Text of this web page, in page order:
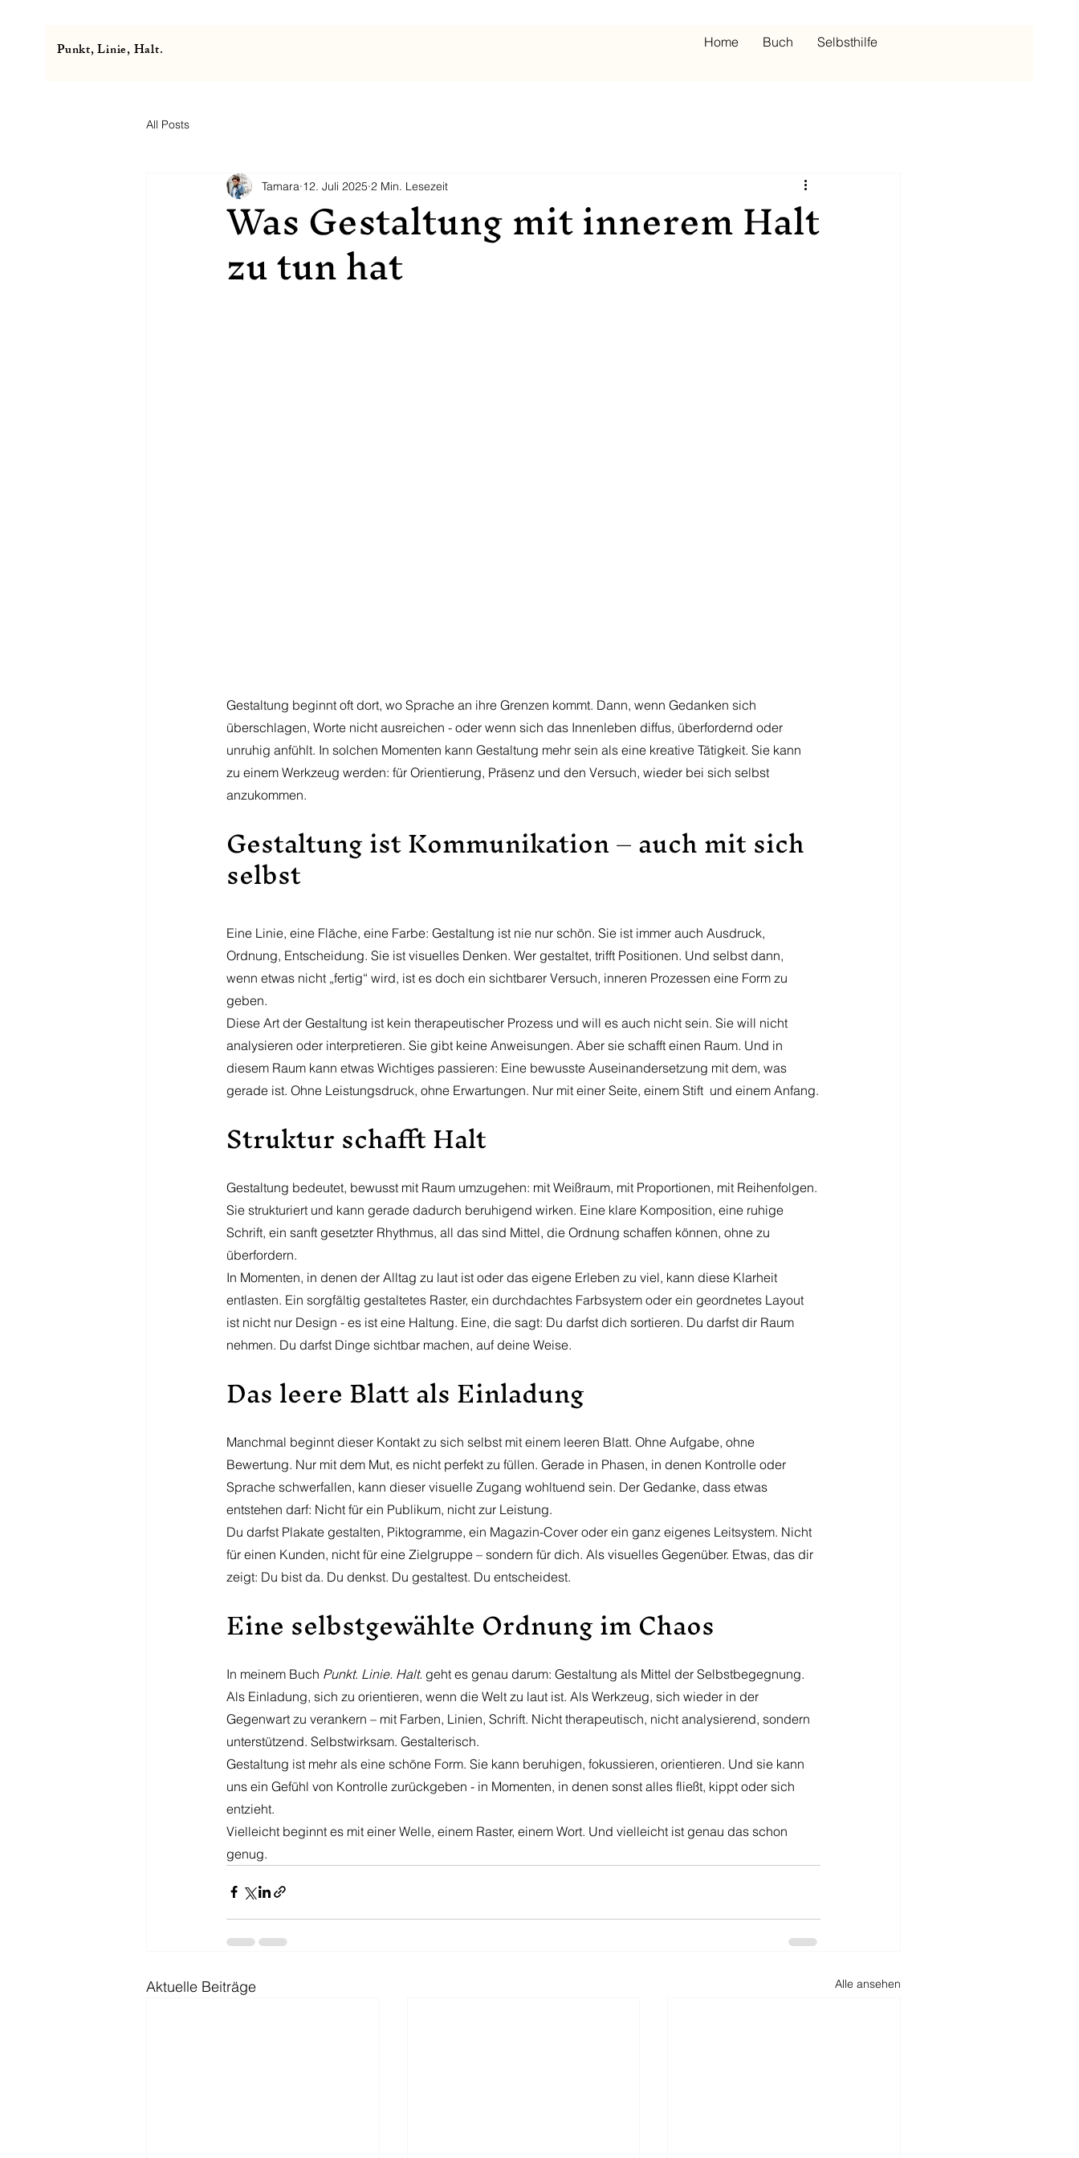
Punkt, Linie, Halt. Home Buch Selbsthilfe
All Posts
Was Gestaltung mit innerem Halt
zu tun hat
Tamara 12. Juli 2025 2 Min. Lesezeit
Gestaltung beginnt oft dort, wo Sprache an ihre Grenzen kommt. Dann, wenn Gedanken sich
überschlagen, Worte nicht ausreichen - oder wenn sich das Innenleben diffus, überfordernd oder
unruhig anfühlt. In solchen Momenten kann Gestaltung mehr sein als eine kreative Tätigkeit. Sie kann
zu einem Werkzeug werden: für Orientierung, Präsenz und den Versuch, wieder bei sich selbst
anzukommen.
Gestaltung ist Kommunikation – auch mit sich
selbst
Eine Linie, eine Fläche, eine Farbe: Gestaltung ist nie nur schön. Sie ist immer auch Ausdruck,
Ordnung, Entscheidung. Sie ist visuelles Denken. Wer gestaltet, trifft Positionen. Und selbst dann,
wenn etwas nicht „fertig“ wird, ist es doch ein sichtbarer Versuch, inneren Prozessen eine Form zu
geben.
Diese Art der Gestaltung ist kein therapeutischer Prozess und will es auch nicht sein. Sie will nicht
analysieren oder interpretieren. Sie gibt keine Anweisungen. Aber sie schafft einen Raum. Und in
diesem Raum kann etwas Wichtiges passieren: Eine bewusste Auseinandersetzung mit dem, was
gerade ist. Ohne Leistungsdruck, ohne Erwartungen. Nur mit einer Seite, einem Stift  und einem Anfang.
Struktur schafft Halt
Gestaltung bedeutet, bewusst mit Raum umzugehen: mit Weißraum, mit Proportionen, mit Reihenfolgen.
Sie strukturiert und kann gerade dadurch beruhigend wirken. Eine klare Komposition, eine ruhige
Schrift, ein sanft gesetzter Rhythmus, all das sind Mittel, die Ordnung schaffen können, ohne zu
überfordern.
In Momenten, in denen der Alltag zu laut ist oder das eigene Erleben zu viel, kann diese Klarheit
entlasten. Ein sorgfältig gestaltetes Raster, ein durchdachtes Farbsystem oder ein geordnetes Layout
ist nicht nur Design - es ist eine Haltung. Eine, die sagt: Du darfst dich sortieren. Du darfst dir Raum
nehmen. Du darfst Dinge sichtbar machen, auf deine Weise.
Das leere Blatt als Einladung
Manchmal beginnt dieser Kontakt zu sich selbst mit einem leeren Blatt. Ohne Aufgabe, ohne
Bewertung. Nur mit dem Mut, es nicht perfekt zu füllen. Gerade in Phasen, in denen Kontrolle oder
Sprache schwerfallen, kann dieser visuelle Zugang wohltuend sein. Der Gedanke, dass etwas
entstehen darf: Nicht für ein Publikum, nicht zur Leistung.
Du darfst Plakate gestalten, Piktogramme, ein Magazin-Cover oder ein ganz eigenes Leitsystem. Nicht
für einen Kunden, nicht für eine Zielgruppe – sondern für dich. Als visuelles Gegenüber. Etwas, das dir
zeigt: Du bist da. Du denkst. Du gestaltest. Du entscheidest.
Eine selbstgewählte Ordnung im Chaos
In meinem Buch Punkt. Linie. Halt. geht es genau darum: Gestaltung als Mittel der Selbstbegegnung.
Als Einladung, sich zu orientieren, wenn die Welt zu laut ist. Als Werkzeug, sich wieder in der
Gegenwart zu verankern – mit Farben, Linien, Schrift. Nicht therapeutisch, nicht analysierend, sondern
unterstützend. Selbstwirksam. Gestalterisch.
Gestaltung ist mehr als eine schöne Form. Sie kann beruhigen, fokussieren, orientieren. Und sie kann
uns ein Gefühl von Kontrolle zurückgeben - in Momenten, in denen sonst alles fließt, kippt oder sich
entzieht.
Vielleicht beginnt es mit einer Welle, einem Raster, einem Wort. Und vielleicht ist genau das schon
genug.
Aktuelle Beiträge Alle ansehen